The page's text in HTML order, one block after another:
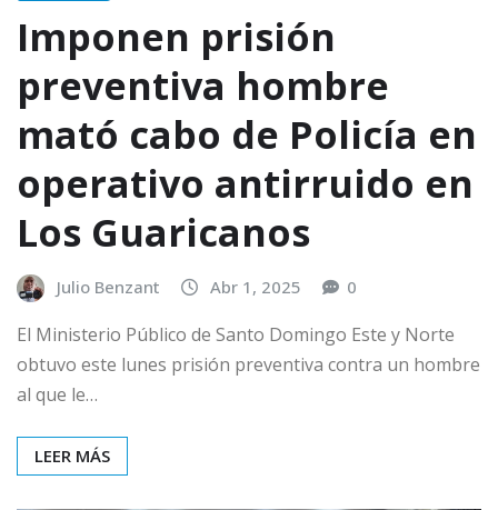
Imponen prisión
preventiva hombre
mató cabo de Policía en
operativo antirruido en
Los Guaricanos
Julio Benzant Abr 1, 2025 0
El Ministerio Público de Santo Domingo Este y Norte
obtuvo este lunes prisión preventiva contra un hombre
al que le…
LEER MÁS